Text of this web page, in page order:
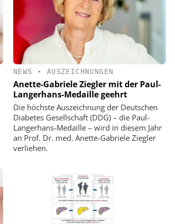
NEWS • AUSZEICHNUNGEN
Anette-Gabriele Ziegler mit der Paul-
Langerhans-Medaille geehrt
Die höchste Auszeichnung der Deutschen
Diabetes Gesellschaft (DDG) – die Paul-
Langerhans-Medaille – wird in diesem Jahr
an Prof. Dr. med. Anette-Gabriele Ziegler
verliehen.